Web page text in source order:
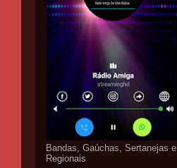
Bandas, Gaúchas, Sertanejas e
Regionais